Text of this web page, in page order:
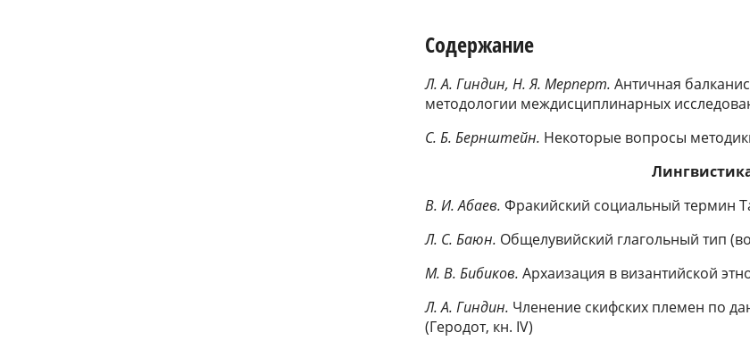
Содержание
Л. А. Гиндин, Н. Я. Мерперт. Античная
методологии междисциплинарных
С. Б. Бернштейн. Некоторые вопросы
В. И. Абаев. Фракийский социальный термин
Л. С. Баюн. Общелувийский глагольный тип
М. В. Бибиков. Архаизация в византийской
Л. А. Гиндин. Членение скифских племен по
(Геродот, кн. IV)